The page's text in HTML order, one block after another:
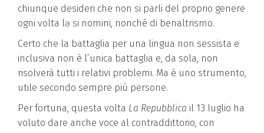
chiunque desideri che non si parli del proprio genere
ogni volta lǝ si nomini, nonché di benaltrismo.
Certo che la battaglia per una lingua non sessista e
inclusiva non è l’unica battaglia e, da sola, non
risolverà tutti i relativi problemi. Ma è uno strumento,
utile secondo sempre più persone.
Per fortuna, questa volta La Repubblica il 13 luglio ha
voluto dare anche voce al contraddittorio, con